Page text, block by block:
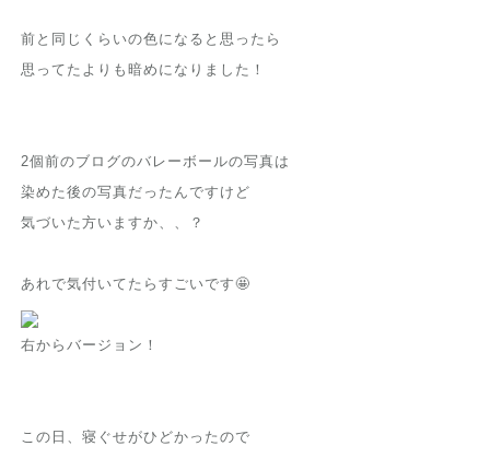
前と同じくらいの色になると思ったら
思ってたよりも暗めになりました！
2個前のブログのバレーボールの写真は
染めた後の写真だったんですけど
気づいた方いますか、、？
あれで気付いてたらすごいです🤩
右からバージョン！
この日、寝ぐせがひどかったので